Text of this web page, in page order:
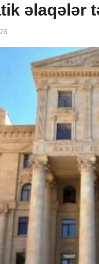
əlaqələr